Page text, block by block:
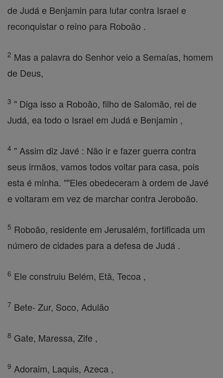
de Judá e Benjamin para lutar contra Israel e
reconquistar o reino para Roboão .
2 Mas a palavra do Senhor veio a Semaías, homem
de Deus,
3 " Diga isso a Roboão, filho de Salomão, rei de
Judá, ea todo o Israel em Judá e Benjamin ,
4 " Assim diz Javé : Não ir e fazer guerra contra
seus irmãos, vamos todos voltar para casa, pois
esta é minha. ""Eles obedeceram à ordem de Javé
e voltaram em vez de marchar contra Jeroboão.
5 Roboão, residente em Jerusalém, fortificada um
número de cidades para a defesa de Judá .
6 Ele construiu Belém, Etã, Tecoa ,
7 Bete- Zur, Soco, Adulão
8 Gate, Maressa, Zife ,
9 Adoraim, Laquis, Azeca ,